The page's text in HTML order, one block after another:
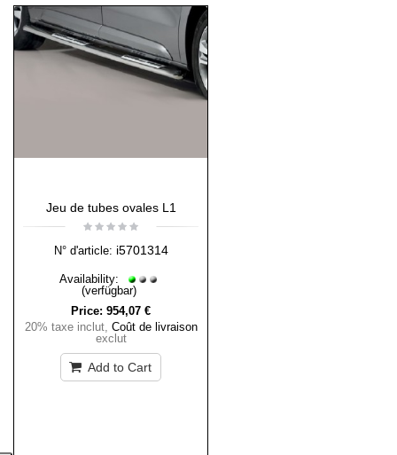
Jeu de tubes ovales L1
N° d'article: i5701314
Availability:
(verfügbar)
Price: 954,07 €
20% taxe inclut, Coût de livraison
exclut
Add to Cart